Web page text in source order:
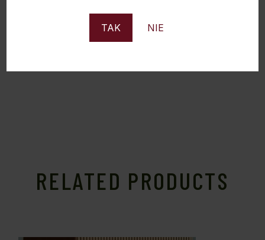
TAK NIE
RELATED PRODUCTS